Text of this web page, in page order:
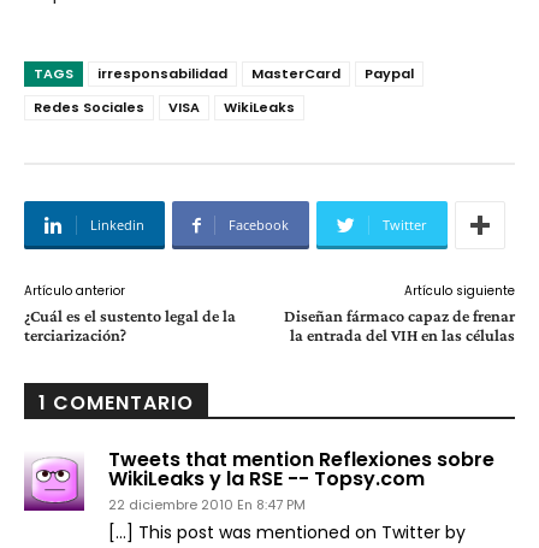
TAGS irresponsabilidad MasterCard
Paypal
Redes Sociales
VISA WikiLeaks
Linkedin Facebook Twitter
Artículo anterior
¿Cuál es el sustento legal de la
terciarización?
Artículo siguiente
Diseñan fármaco capaz de frenar
la entrada del VIH en las células
1 COMENTARIO
Tweets that mention Reflexiones sobre
WikiLeaks y la RSE -- Topsy.com
22 diciembre 2010 En 8:47 PM
[…] This post was mentioned on Twitter by